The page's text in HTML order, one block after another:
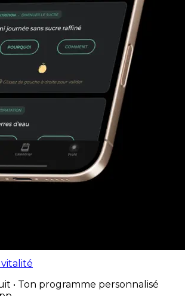
• Ton programme personnalisé